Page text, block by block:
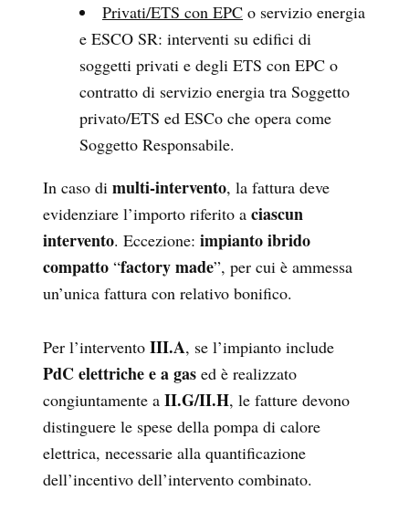
Privati/ETS con EPC o servizio energia
e ESCO SR: interventi su edifici di
soggetti privati e degli ETS con EPC o
contratto di servizio energia tra Soggetto
privato/ETS ed ESCo che opera come
Soggetto Responsabile.
In caso di multi-intervento, la fattura deve
evidenziare l’importo riferito a ciascun
intervento. Eccezione: impianto ibrido
compatto “factory made”, per cui è ammessa
un’unica fattura con relativo bonifico.
Per l’intervento III.A, se l’impianto include
PdC elettriche e a gas ed è realizzato
congiuntamente a II.G/II.H, le fatture devono
distinguere le spese della pompa di calore
elettrica, necessarie alla quantificazione
dell’incentivo dell’intervento combinato.